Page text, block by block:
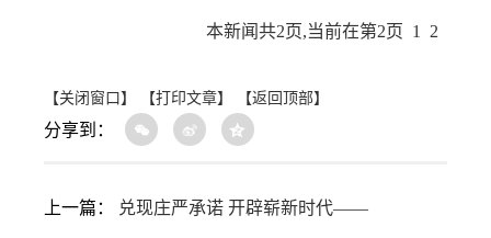
本新闻共2页,当前在第2页 1 2
【关闭窗口】 【打印文章】 【返回顶部】
分享到：
上一篇： 兑现庄严承诺 开辟崭新时代——